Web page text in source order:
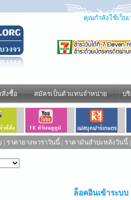
คุณกำลังใช้เว็บ
สั่งซื้อ สมัครเป็นตัวแทนจำหน่าย บ
| ราคายางพาราวันนี้ | ราคามันสำปะหลังวันนี้
ล็อคอินเข้าระบบ